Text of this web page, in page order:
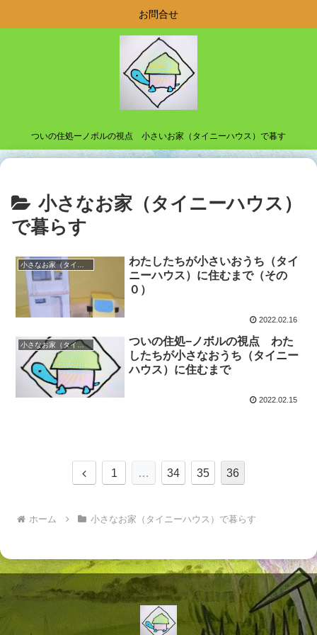
ついの住処ーノボルの視点 小さいお家（タイニーハウス）で暮す
お問合せ
小さなお家（タイニーハウス）
で暮らす
わたしたちが小さいおうち（タイ
ニーハウス）に住むまで（その
０）
2022.02.16
小さなお家（タイニーハウス）で暮らす
ついの住処−ノボルの視点 わた
したちが小さなおうち（タイニー
ハウス）に住むまで
2022.02.15
前
1 … 34 35 36
ホーム 小さなお家（タイニーハウス）で暮らす